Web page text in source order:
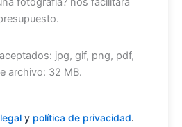
jpg, gif, png, pdf,
archivo: 32 MB.
y política de privacidad.